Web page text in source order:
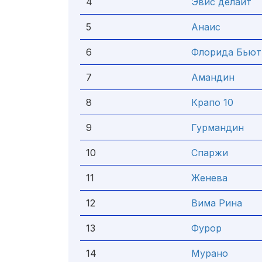
5 Анаис
6 Флорида
7 Амандин
8 Крапо 10
9 Гурмандин
10 Спаржи
11 Женева
12 Вима Рина
13 Фурор
14 Мурано